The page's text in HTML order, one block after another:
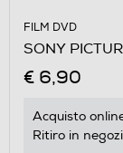
FILM DVD
SONY
€ 6,90
Acquisto
Ritiro in